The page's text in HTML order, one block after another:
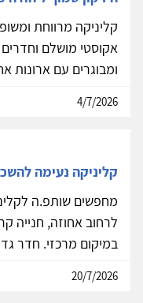
קליניקה מרווחת
אקוסטי מושלם
ומבוגרים עם ארונות
4/7/2026
קליניקה נעימה
לרחוב אחוזה, חנייה
במיקום מרכזי. חדר
20/7/2026